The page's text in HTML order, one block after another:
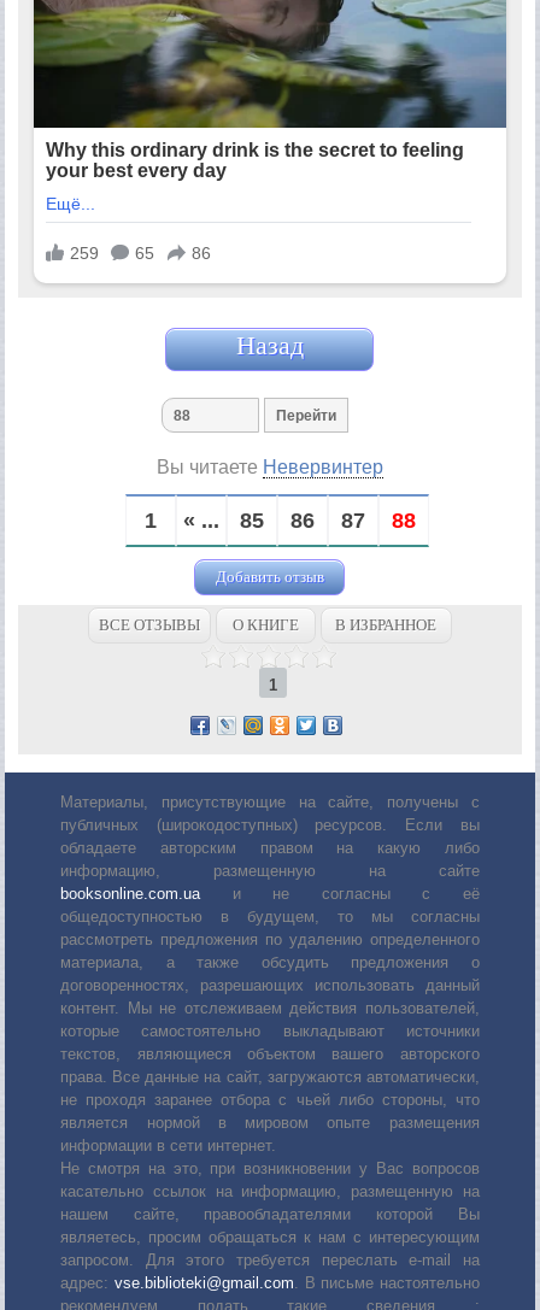
Назад
Вы читаете Невервинтер
1 « ... 85 86 87 88
Добавить отзыв
ВСЕ ОТЗЫВЫ О КНИГЕ В ИЗБРАННОЕ
1
Материалы, присутствующие на сайте, получены с
публичных (широкодоступных) ресурсов. Если вы
обладаете авторским правом на какую либо
информацию, размещенную на сайте
booksonline.com.uaи не согласны с её
общедоступностью в будущем, то мы согласны
рассмотреть предложения по удалению определенного
материала, а также обсудить предложения о
договоренностях, разрешающих использовать данный
контент. Мы не отслеживаем действия пользователей,
которые самостоятельно выкладывают источники
текстов, являющиеся объектом вашего авторского
права. Все данные на сайт, загружаются автоматически,
не проходя заранее отбора с чьей либо стороны, что
является нормой в мировом опыте размещения
информации в сети интернет.
Не смотря на это, при возникновении у Вас вопросов
касательно ссылок на информацию, размещенную на
нашем сайте, правообладателями которой Вы
являетесь, просим обращаться к нам с интересующим
запросом. Для этого требуется переслать е-mail на
адрес: vse.biblioteki@gmail.com. В письме настоятельно
рекомендуем подать такие сведения :